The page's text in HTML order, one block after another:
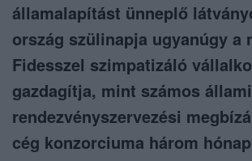
államalapítást ünneplő
ország szülinapja ugyanúgy a
Fidesszel szimpatizáló
gazdagítja, mint számos
rendezvényszervezési
cég konzorciuma három